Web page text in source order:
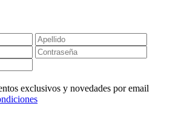
exclusivos y novedades por email